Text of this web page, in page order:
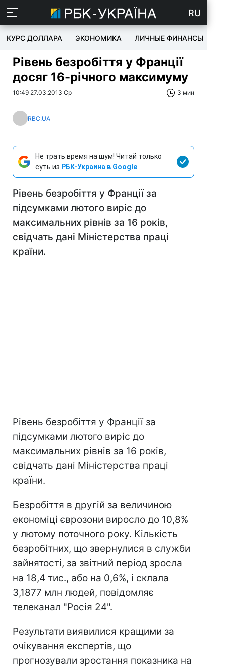
RU
КУРС ДОЛЛАРА ЭКОНОМИКА ЛИЧНЫЕ ФИНАНСЫ
Рівень безробіття у Франції
досяг 16-річного максимуму
10:49 27.03.2013 Ср 3 мин
RBC.UA
Не трать время на шум! Читай только
суть из РБК-Украина в Google
Рівень безробіття у Франції за
підсумками лютого виріс до
максимальних рівнів за 16 років,
свідчать дані Міністерства праці
країни.
Рівень безробіття у Франції за
підсумками лютого виріс до
максимальних рівнів за 16 років,
свідчать дані Міністерства праці
країни.
Безробіття в другій за величиною
економіці єврозони виросло до 10,8%
у лютому поточного року. Кількість
безробітних, що звернулися в служби
зайнятості, за звітний період зросла
на 18,4 тис., або на 0,6%, і склала
3,1877 млн людей, повідомляє
телеканал "Росія 24".
Результати виявилися кращими за
очікування експертів, що
прогнозували зростання показника на